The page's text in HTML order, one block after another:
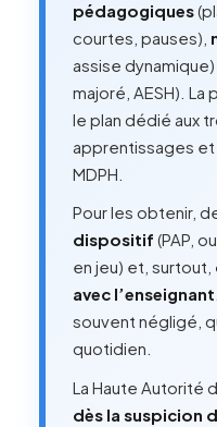
pédagogiques
courtes, pauses),
assise
majoré, AESH). La
le plan dédié aux
apprentissages et
MDPH.
Pour les obtenir,
dispositif (PAP,
en jeu) et, surtout,
avec l’enseignant
souvent négligé,
quotidien.
La Haute Autorité
dès la suspicion